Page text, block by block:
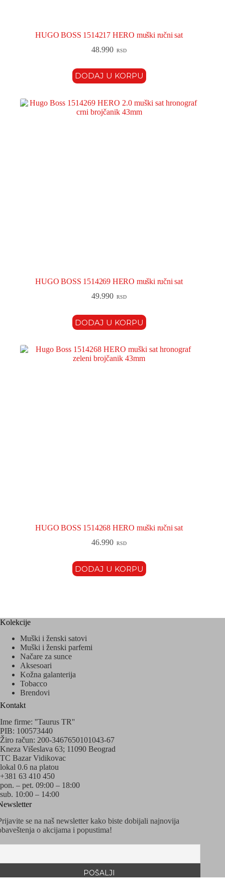
HUGO BOSS 1514217 HERO muški ručni sat
48.990 RSD
DODAJ U KORPU
HUGO BOSS 1514269 HERO muški ručni sat
49.990 RSD
DODAJ U KORPU
HUGO BOSS 1514268 HERO muški ručni sat
46.990 RSD
DODAJ U KORPU
Kolekcije
Muški i ženski satovi
Muški i ženski parfemi
Načare za sunce
Aksesoari
Kožna galanterija
Tobacco
Brendovi
Kontakt
Ime firme: ''Taurus TR''
PIB: 100573440
Žiro račun: 200-3467650101043-67
Kneza Višeslava 63; 11090 Beograd
TC Bazar Vidikovac
lokal 0.6 na platou
+381 63 410 450
pon. – pet. 09:00 – 18:00
sub. 10:00 – 14:00
se na naš newsletter kako biste dobijali najnovija
o akcijama i popustima!